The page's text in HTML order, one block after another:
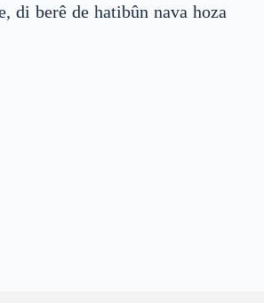
di berê de hatibûn nava hoza